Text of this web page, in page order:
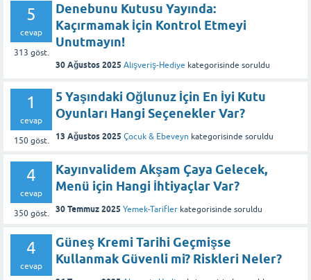
5
cevap
313 göst.
Denebunu Kutusu Yayında:
Kaçırmamak İçin Kontrol Etmeyi
Unutmayın!
30 Ağustos 2025 Alışveriş-Hediye kategorisinde soruldu
1
cevap
150göst.
5 Yaşındaki Oğlunuz İçin En İyi Kutu
Oyunları Hangi Seçenekler Var?
13 Ağustos 2025 Çocuk & Ebeveyn kategorisinde soruldu
4
cevap
350göst.
Kayınvalidem Akşam Çaya Gelecek,
Menü için Hangi İhtiyaçlar Var?
30 Temmuz 2025 Yemek-Tarifler kategorisinde soruldu
4
cevap
Güneş Kremi Tarihi Geçmişse
Kullanmak Güvenli mi? Riskleri Neler?